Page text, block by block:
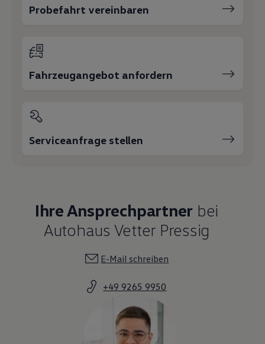
Probefahrt vereinbaren
Fahrzeugangebot anfordern
Serviceanfrage stellen
Ihre Ansprechpartner bei
Autohaus Vetter Pressig
E-Mail schreiben
+49 9265 9950